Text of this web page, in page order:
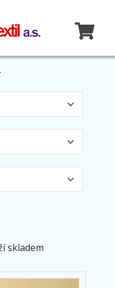
skladem